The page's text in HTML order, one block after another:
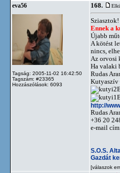
eva56
Tagság: 2005-11-02 16:42:50
Tagszám: #23365
Hozzászólások: 6093
168.
Sziasztok!
Ennek a
Újabb
A kötést
nincs,
Az orvosi
Ha valaki
Rudas
Kutyaszív
http://
Rudas
+36 20
e-mail
S.O.S.
Gazdát
[válaszok